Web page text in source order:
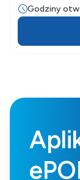
Godziny